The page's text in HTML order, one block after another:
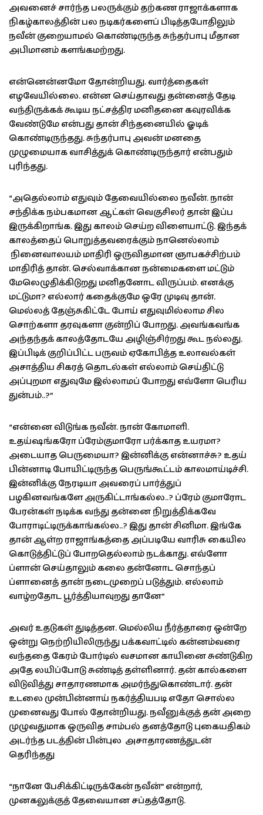
அவனைச் சார்ந்த பலருக்கும் தற்கண ராஜாக்களாக
நிகழ்காலத்தின் பல நடிகர்களைப் பிடித்தபோதிலும்
நவீன் குறையாமல் கொண்டிருந்த சுந்தர்பாபு மீதான
அபிமானம் களங்கமற்றது.
என்னென்னமோ தோன்றியது. வார்த்தைகள்
எழவேயில்லை. என்ன செய்தாவது தன்னைத் தேடி
வந்திருக்கக் கூடிய நட்சத்திர மனிதனை கவுரவிக்க
வேண்டுமே என்பது தான் சிந்தனையில் ஓடிக்
கொண்டிருந்தது. சுந்தர்பாபு அவன் மனதை
முழுமையாக வாசித்துக் கொண்டிருந்தார் என்பதும்
புரிந்தது.
“அதெல்லாம் எதுவும் தேவையில்லை நவீன். நான்
சந்திக்க நம்பகமான ஆட்கள் வெகுசிலர் தான் இப்ப
இருக்கிறாங்க. இது காலம் செய்ற விளையாட்டு. இந்தக்
காலத்தைப் பொறுத்தவரைக்கும் நானெல்லாம்
நினைவாலயம் மாதிரி ஒருவிதமான ஞாபகச்சிற்பம்
மாதிரித் தான். செல்வாக்கான நன்மைகளை மட்டும்
மேலெழுதிக்கிடுறது மனிதனோட விருப்பம். எனக்கு
மட்டுமா? எல்லார் கதைக்குமே ஒரே முடிவு தான்.
மெல்லத் தேஞ்சுகிட்டே போய் எதுவுமில்லாம சில
சொற்களா தரவுகளா குன்றிப் போறது. அவங்கவங்க
அந்தந்தக் காலத்தோடயே அழிஞ்சிர்றது கூட நல்லது.
இப்பிடிக் குறிப்பிட்ட பருவம் ஏகோபித்த உலாவல்கள்
அசாத்திய சிகரத் தொடல்கள் எல்லாம் செய்திட்டு
அப்புறமா எதுவுமே இல்லாமப் போறது எவ்ளோ பெரிய
துன்பம்..?”
“என்னை விடுங்க நவீன். நான் கோமாளி.
உதய்ஷங்கரோ ப்ரேம்குமாரோ பர்க்காத உயரமா?
அடையாத பெருமையா? இன்னிக்கு என்னாச்சு? உதய்
பின்னாடி போயிட்டிருந்த பெருங்கூட்டம் காலமாய்டிச்சி.
இன்னிக்கு நேரடியா அவரைப் பார்த்துப்
பழகினவங்களே அருகிட்டாங்கல்ல..? ப்ரேம் குமாரோட
பேரன்கள் நடிக்க வந்து தன்னை நிறுத்திக்கவே
போராடிட்டிருக்காங்கல்ல..? இது தான் சினிமா. இங்கே
தான் ஆள்ற ராஜாங்கத்தை அப்படியே வாரிசு கையில
கொடுத்திட்டுப் போறதெல்லாம் நடக்காது. எவ்ளோ
ப்ளான் செய்தாலும் கலை தன்னோட சொந்தப்
ப்ளானைத் தான் நடைமுறைப் படுத்தும். எல்லாம்
வாழ்றதோட பூர்த்தியாவுறது தானே”
அவர் உதடுகள் துடித்தன. மெல்லிய நீர்த்தாரை ஒன்றே
ஒன்று நெற்றியிலிருந்து பக்கவாட்டில் கன்னம்வரை
வந்ததை கேரம் போர்டில் வசமான காயினை சுண்டுகிற
அதே லயிப்போடு சுண்டித் தள்ளினார். தன் கால்களை
விடுவித்து சாதாரணமாக அமர்ந்துகொண்டார். தன்
உடலை முன்பின்னாய் நகர்த்தியபடி எதோ சொல்ல
முனைவது போல் தோன்றியது. நவீனுக்குத் தன் அறை
முழுவதுமாக ஒருவித சாம்பல் தனத்தோடு புகையதிகம்
அடர்ந்த படத்தின் பின்புல அசாதாரணத்துடன்
தெரிந்தது
“நானே பேசிக்கிட்டிருக்கேன் நவீன்” என்றார்,
முனகலுக்குத் தேவையான சப்தத்தோடு.